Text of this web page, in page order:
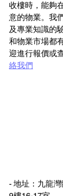
收樓時，能夠
意的物業。我
及專業知識的
和物業市場都
迎進行報價或
絡我們
- 地址：九龍